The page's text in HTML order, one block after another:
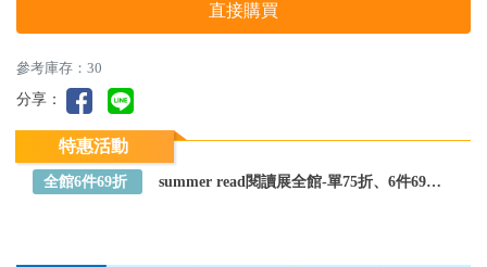
直接購買
參考庫存：30
分享：
特惠活動
全館6件69折 summer read閱讀展全館-單75折、6件69折～全館任選